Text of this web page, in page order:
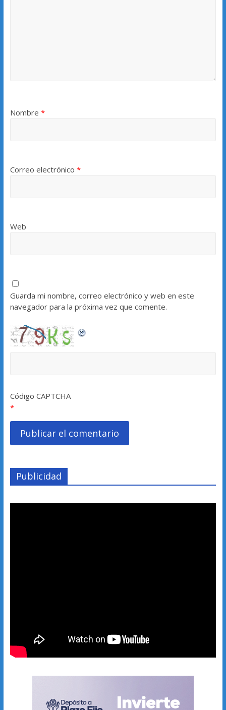
Nombre *
Correo electrónico *
Web
Guarda mi nombre, correo electrónico y web en este
navegador para la próxima vez que comente.
Código CAPTCHA
*
Publicidad